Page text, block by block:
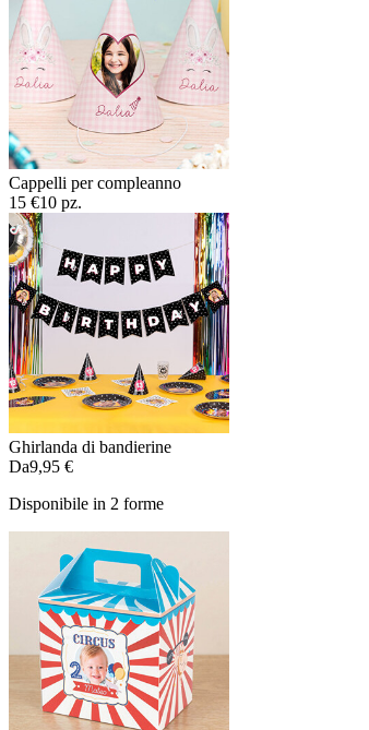
Cappelli per compleanno
15 €10 pz.
Ghirlanda di bandierine
Da9,95 €
Disponibile in 2 forme